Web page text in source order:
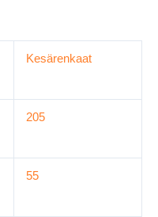
Kesärenkaat
205
55